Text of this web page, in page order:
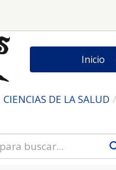
Inicio
CIENCIAS DE LA SALUD